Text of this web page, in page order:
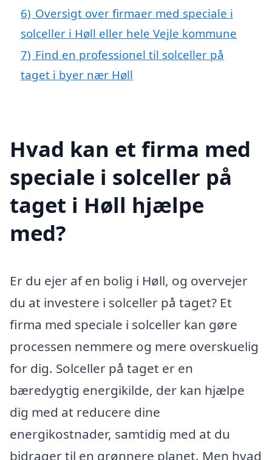
6) Oversigt over firmaer med speciale i
solceller i Høll eller hele Vejle kommune
7) Find en professionel til solceller på
taget i byer nær Høll
Hvad kan et firma med
speciale i solceller på
taget i Høll hjælpe
med?
Er du ejer af en bolig i Høll, og overvejer
du at investere i solceller på taget? Et
firma med speciale i solceller kan gøre
processen nemmere og mere overskuelig
for dig. Solceller på taget er en
bæredygtig energikilde, der kan hjælpe
dig med at reducere dine
energikostnader, samtidig med at du
bidrager til en grønnere planet. Men hvad